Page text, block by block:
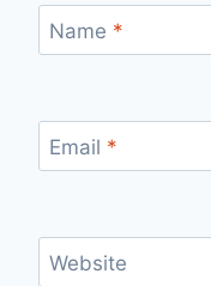
Name *
Email *
Website